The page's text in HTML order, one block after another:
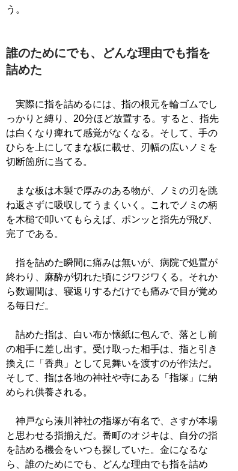
う。
誰のためにでも、どんな理由でも指を
詰めた
実際に指を詰めるには、指の根元を輪ゴムでし
っかりと縛り、20分ほど放置する。すると、指先
は白くなり痺れて感覚がなくなる。そして、手の
ひらを上にしてまな板に載せ、刃幅の広いノミを
切断箇所に当てる。
まな板は木製で厚みのある物が、ノミの刃を跳
ね返さずに吸収してうまくいく。これでノミの柄
を木槌で叩いてもらえば、ポンッと指先が飛び、
完了である。
指を詰めた瞬間に痛みは無いが、病院で処置が
終わり、麻酔が切れた頃にジワジワくる。それか
ら数週間は、寝返りするだけでも痛みで目が覚め
る毎日だ。
詰めた指は、白い布か懐紙に包んで、落とし前
の相手に差し出す。受け取った相手は、指と引き
換えに「香典」として見舞いを渡すのが作法だ。
そして、指は各地の神社や寺にある「指塚」に納
められ供養される。
神戸なら湊川神社の指塚が有名で、さすが本場
と思わせる指揃えだ。番町のオジキは、自分の指
を詰める機会をいつも探していた。金になるな
ら、誰のためにでも、どんな理由でも指を詰め